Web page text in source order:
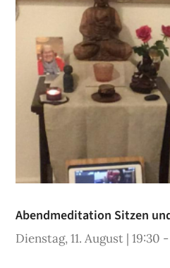
Abendmeditation Sitzen
Dienstag, 11. August | 19:30 -